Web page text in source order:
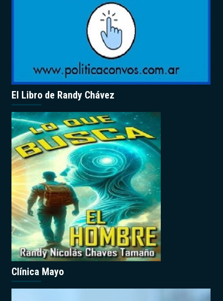
El Libro de Randy Chávez
Clínica Mayo